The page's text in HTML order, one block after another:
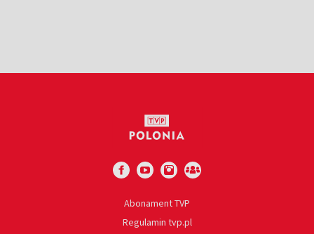
Abonament TVP
Regulamin tvp.pl